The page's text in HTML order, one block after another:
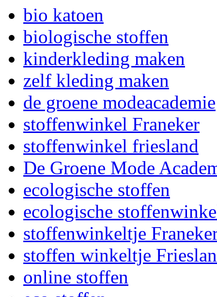
bio katoen
biologische stoffen
kinderkleding maken
zelf kleding maken
de groene modeacademie
stoffenwinkel Franeker
stoffenwinkel friesland
De Groene Mode
ecologische stoffen
ecologische
stoffenwinkeltje
stoffen winkeltje
online stoffen